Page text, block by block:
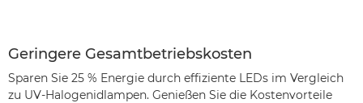
Geringere Gesamtbetriebskosten
Sparen Sie 25 % Energie durch effiziente LEDs im Vergleich
zu UV-Halogenidlampen. Genießen Sie die Kostenvorteile